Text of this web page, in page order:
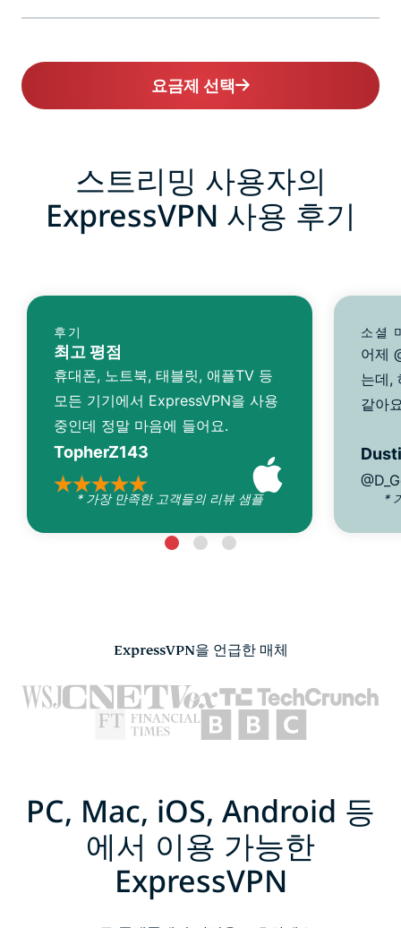
요금제 선택
스트리밍 사용자의
ExpressVPN 사용 후기
후기
최고 평점
휴대폰, 노트북, 태블릿, 애플TV 등
모든 기기에서 ExpressVPN을 사용
중인데 정말 마음에 들어요.
TopherZ143
* 가장 만족한 고객들의 리뷰 샘플
소셜
어제
는데,
같아
*
ExpressVPN을 언급한 매체
PC, Mac, iOS, Android 등
에서 이용 가능한
ExpressVPN